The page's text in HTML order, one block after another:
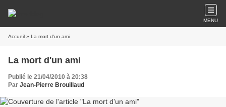
MENU
Accueil » La mort d'un ami
La mort d'un ami
Publié le 21/04/2010 à 20:38
Par Jean-Pierre Brouillaud